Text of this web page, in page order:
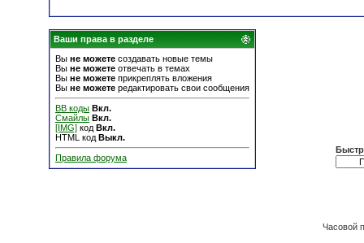
Ваши права в разделе
Вы не можете создавать новые темы
Вы не можете отвечать в темах
Вы не можете прикреплять вложения
Вы не можете редактировать свои сообщения
BB коды Вкл.
Смайлы Вкл.
[IMG] код Вкл.
HTML код Выкл.
Правила форума
Часовой